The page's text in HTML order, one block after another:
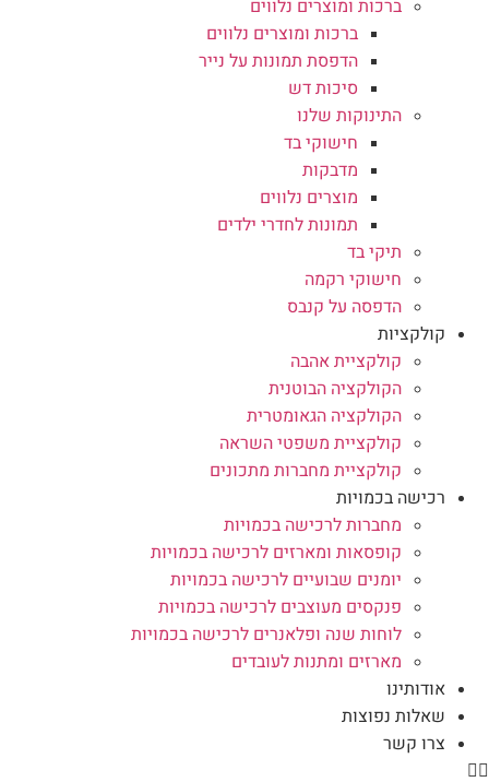
ברכות ומוצרים נלווים
ברכות ומוצרים נלווים
הדפסת תמונות על נייר
סיכות דש
התינוקות שלנו
חישוקי בד
מדבקות
מוצרים נלווים
תמונות לחדרי ילדים
תיקי בד
חישוקי רקמה
הדפסה על קנבס
קולקציות
קולקציית אהבה
הקולקציה הבוטנית
הקולקציה הגאומטרית
קולקציית משפטי השראה
קולקציית מחברות מתכונים
רכישה בכמויות
מחברות לרכישה בכמויות
קופסאות ומארזים לרכישה בכמויות
יומנים שבועיים לרכישה בכמויות
פנקסים מעוצבים לרכישה בכמויות
לוחות שנה ופלאנרים לרכישה בכמויות
מארזים ומתנות לעובדים
אודותינו
שאלות נפוצות
צרו קשר